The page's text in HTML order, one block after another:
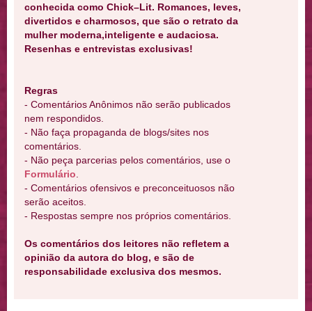
conhecida como Chick–Lit. Romances, leves,
divertidos e charmosos, que são o retrato da
mulher moderna,inteligente e audaciosa.
Resenhas e entrevistas exclusivas!
Regras
- Comentários Anônimos não serão publicados
nem respondidos.
- Não faça propaganda de blogs/sites nos
comentários.
- Não peça parcerias pelos comentários, use o
Formulário
- Comentários ofensivos e preconceituosos não
serão aceitos.
- Respostas sempre nos próprios comentários.
Os comentários dos leitores não refletem a
opinião da autora do blog, e são de
responsabilidade exclusiva dos mesmos.